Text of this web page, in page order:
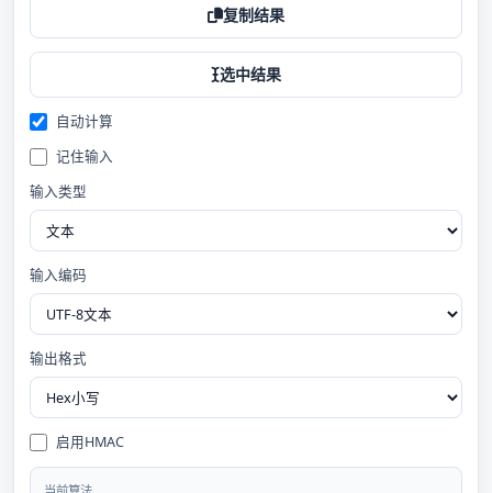
复制结果
选中结果
自动计算
记住输入
输入类型
输入编码
输出格式
启用HMAC